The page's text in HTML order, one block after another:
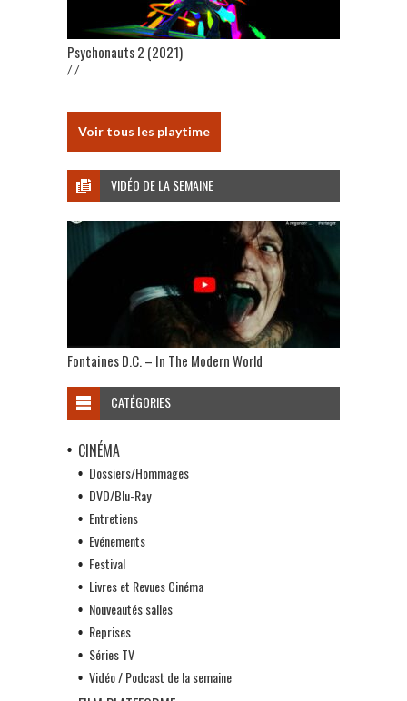
Psychonauts 2 (2021)
/ /
Voir tous les playtime
VIDÉO DE LA SEMAINE
Fontaines D.C. – In The Modern World
CATÉGORIES
CINÉMA
Dossiers/Hommages
DVD/Blu-Ray
Entretiens
Evénements
Festival
Livres et Revues Cinéma
Nouveautés salles
Reprises
Séries TV
Vidéo / Podcast de la semaine